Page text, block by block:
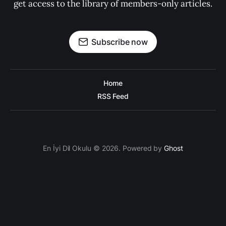
get access to the library of members-only articles.
Subscribe now
Home
RSS Feed
En İyi Dil Okulu © 2026. Powered byGhost